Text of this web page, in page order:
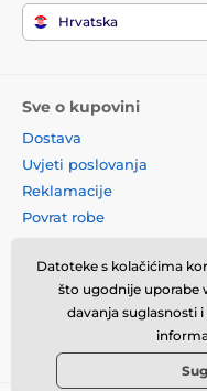
Hrvatska
Sve o kupovini
Dostava
Uvjeti poslovanja
Reklamacije
Povrat robe
Načela o korištenju
Kontaktne informacije
Informacije o obradi
Datoteke s kolačićima
što ugodnije uporabe
davanja suglasnosti